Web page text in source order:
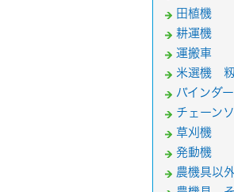
田植機
耕運機
運搬車
米選機
バインダー
チェーン
草刈機
発動機
農機具以